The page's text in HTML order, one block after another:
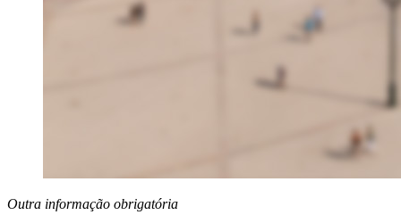
Outra informação obrigatória